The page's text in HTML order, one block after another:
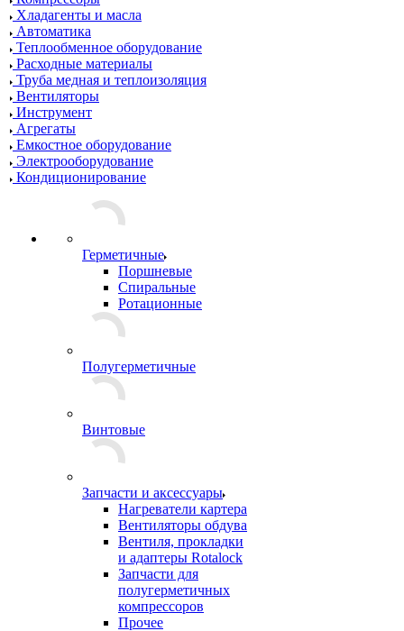
Хладагенты и масла
Автоматика
Теплообменное оборудование
Расходные материалы
Труба медная и теплоизоляция
Вентиляторы
Инструмент
Агрегаты
Емкостное оборудование
Электрооборудование
Кондиционирование
Герметичные
Поршневые
Спиральные
Ротационные
Полугерметичные
Винтовые
Запчасти и аксессуары
Нагреватели картера
Вентиляторы обдува
Вентиля, прокладки
и адаптеры Rotalock
Запчасти для
полугерметичных
компрессоров
Прочее